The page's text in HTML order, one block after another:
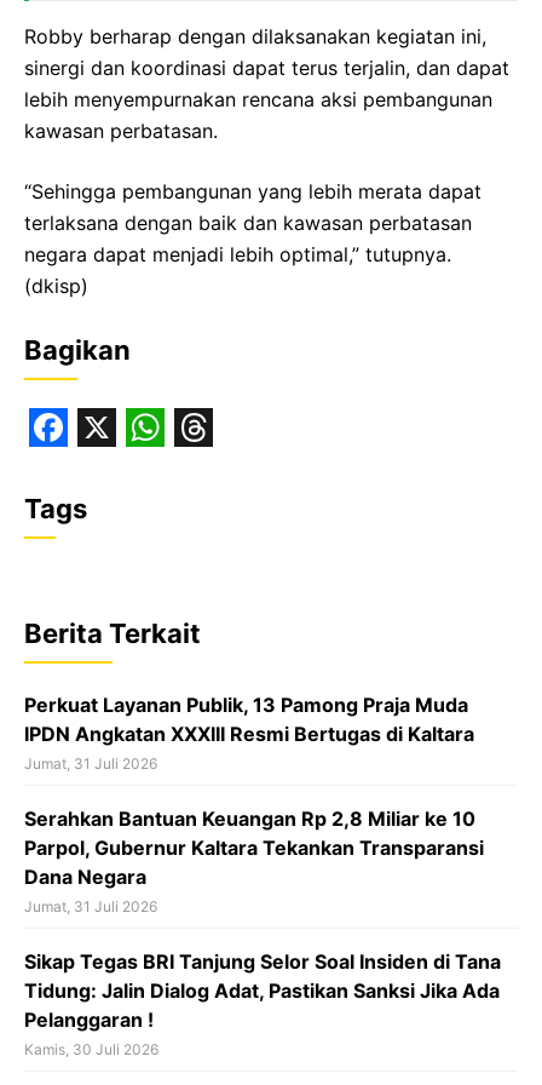
Robby berharap dengan dilaksanakan kegiatan ini,
sinergi dan koordinasi dapat terus terjalin, dan dapat
lebih menyempurnakan rencana aksi pembangunan
kawasan perbatasan.
“Sehingga pembangunan yang lebih merata dapat
terlaksana dengan baik dan kawasan perbatasan
negara dapat menjadi lebih optimal,” tutupnya.
(dkisp)
Bagikan
a
c
b
o
o
k
s
A
p
p
a
d
s
Tags
Berita Terkait
Perkuat Layanan Publik, 13 Pamong Praja Muda
IPDN Angkatan XXXIII Resmi Bertugas di Kaltara
Jumat, 31 Juli 2026
Serahkan Bantuan Keuangan Rp 2,8 Miliar ke 10
Parpol, Gubernur Kaltara Tekankan Transparansi
Dana Negara
Jumat, 31 Juli 2026
Sikap Tegas BRI Tanjung Selor Soal Insiden di Tana
Tidung: Jalin Dialog Adat, Pastikan Sanksi Jika Ada
Pelanggaran !
Kamis, 30 Juli 2026